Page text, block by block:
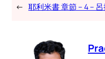
← 耶利米書 章節 – 4 –